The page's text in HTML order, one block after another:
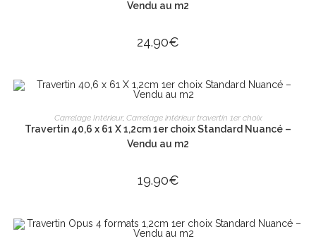
Vendu au m2
24.90€
AJOUTER AU PANIER
Carrelage Intérieur, Carrelage intérieur travertin 1er choix
Travertin 40,6 x 61 X 1,2cm 1er choix Standard Nuancé –
Vendu au m2
19.90€